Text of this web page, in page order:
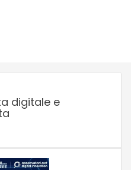
digitale e